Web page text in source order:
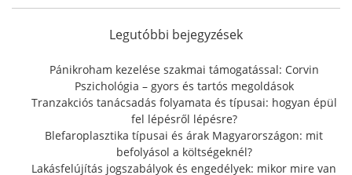
f
r
:
Legutóbbi bejegyzések
Pánikroham kezelése szakmai támogatással: Corvin
Pszichológia – gyors és tartós megoldások
Tranzakciós tanácsadás folyamata és típusai: hogyan épül
fel lépésről lépésre?
Blefaroplasztika típusai és árak Magyarországon: mit
befolyásol a költségeknél?
Lakásfelújítás jogszabályok és engedélyek: mikor mire van